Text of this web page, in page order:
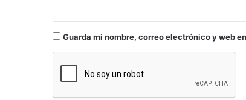
Guarda mi nombre, correo electrónico y web